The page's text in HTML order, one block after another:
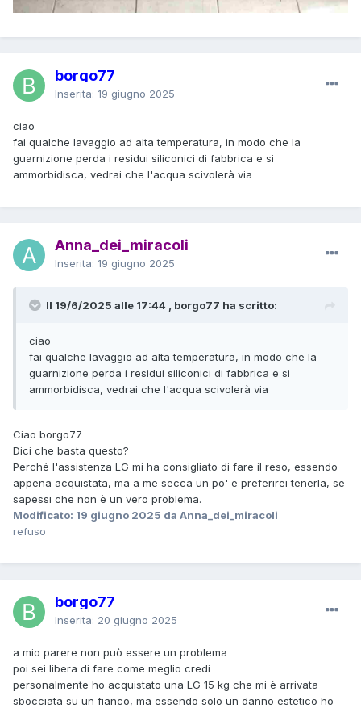
borgo77
Inserita: 19 giugno 2025
ciao
fai qualche lavaggio ad alta temperatura, in modo che la
guarnizione perda i residui siliconici di fabbrica e si
ammorbidisca, vedrai che l'acqua scivolerà via
Anna_dei_miracoli
Inserita: 19 giugno 2025
Il 19/6/2025 alle 17:44 , borgo77 ha scritto:
ciao
fai qualche lavaggio ad alta temperatura, in modo che la
guarnizione perda i residui siliconici di fabbrica e si
ammorbidisca, vedrai che l'acqua scivolerà via
Ciao borgo77
Dici che basta questo?
Perché l'assistenza LG mi ha consigliato di fare il reso, essendo
appena acquistata, ma a me secca un po' e preferirei tenerla, se
sapessi che non è un vero problema.
Modificato: 19 giugno 2025 da Anna_dei_miracoli
refuso
borgo77
Inserita: 20 giugno 2025
a mio parere non può essere un problema
poi sei libera di fare come meglio credi
personalmente ho acquistato una LG 15 kg che mi è arrivata
sbocciata su un fianco, ma essendo solo un danno estetico ho